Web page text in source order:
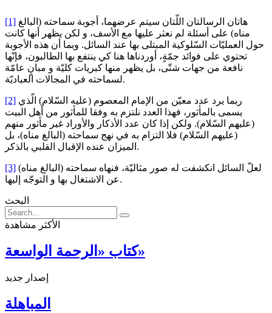
[1]
مناه) على أسئلة لم نعثر عليها مع الأسف، و لكن يظهر أنها كانت
حول العمليّات السّلوكية المبتلى بها عند السائل. وبما أن هذه الأجوبة
تحتوي على فوائد جمّةٍ، أوردناها هنا كي ينتفع بها الطالبون، فإنّها
نافعة من جهات شتّى، بل يظهر منها كبريات كليّة و مبانٍ عامّة
لسماحته في المجالات العباديّة.
[2]
يسمى بالمأثور، فهذا العدد نلتزم به وفقا للمأثور من أهل البيت
(عليهم السّلام). ولكن إذا كان عدد الأذكار والأوراد غير مأثور منهم
(عليهم السّلام) فلا التزام به في نهج سماحته (البالغ مناه)، بل
الميزان عنده الإقبال القلبي بالذكر.
[3]
عن الاشتغال بها و التوجّه إليها.
البحث
الأكثر مشاهدة
كتاب «الرحمة الواسعة»
إصدار جديد
المباهلة